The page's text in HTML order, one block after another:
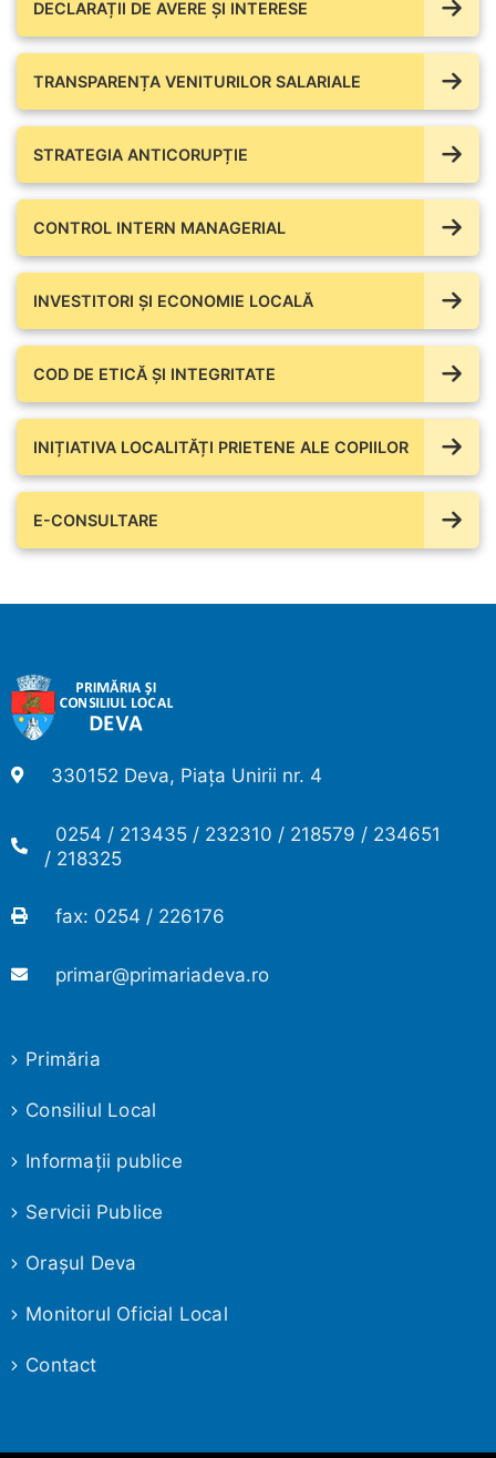
DECLARAȚII DE AVERE ŞI INTERESE
TRANSPARENȚA VENITURILOR SALARIALE
STRATEGIA ANTICORUPȚIE
CONTROL INTERN MANAGERIAL
INVESTITORI ȘI ECONOMIE LOCALĂ
COD DE ETICĂ ȘI INTEGRITATE
INIȚIATIVA LOCALITĂȚI PRIETENE ALE COPIILOR
E-CONSULTARE
330152 Deva, Piața Unirii nr. 4
0254 / 213435 / 232310 / 218579 / 234651
/ 218325
fax: 0254 / 226176
primar@primariadeva.ro
Primăria
Consiliul Local
Informaţii publice
Servicii Publice
Oraşul Deva
Monitorul Oficial Local
Contact